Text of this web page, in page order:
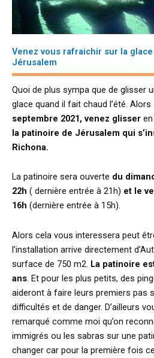
Venez vous rafraichir sur la
Jérusalem
Quoi de plus sympa que de glisser
glace quand il fait chaud l’été. Alors
septembre 2021, venez glisser
la patinoire de Jérusalem qui
Richona.
La patinoire sera ouverte du
22h ( dernière entrée à 21h) et le
16h (dernière entrée à 15h).
Alors cela vous interessera peut
l’installation arrive directement
surface de 750 m2. La patinoire
ans . Et pour les plus petits, des
aideront à faire leurs premiers pas
difficultés et de danger. D’ailleurs
remarqué comme moi qu’on
immigrés ou les sabras sur une
changer car pour la première fois